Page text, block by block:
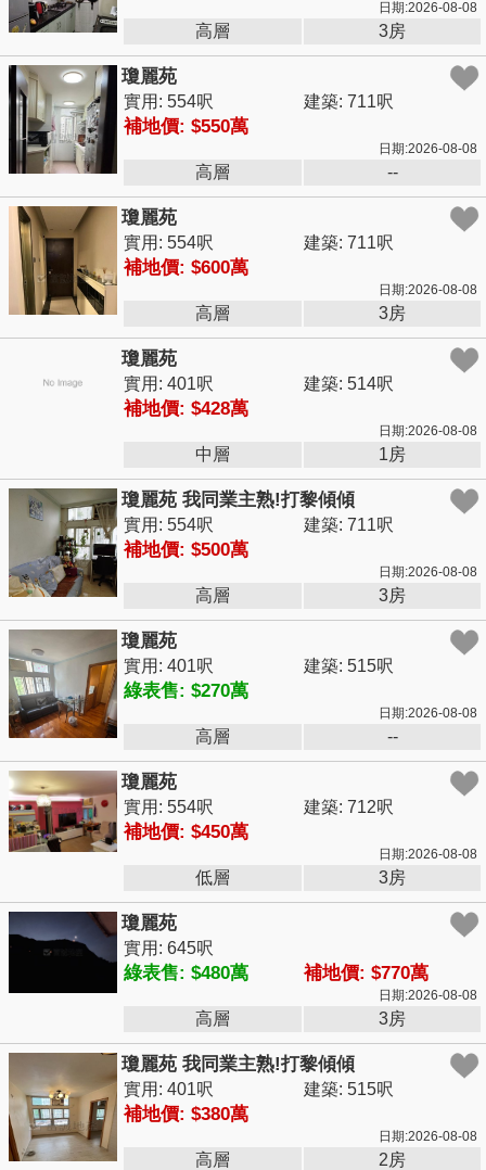
日期:2026-08-08
高層 3房
瓊麗苑
實用: 554呎 建築: 711呎
補地價: $550萬
日期:2026-08-08
高層 --
瓊麗苑
實用: 554呎 建築: 711呎
補地價: $600萬
日期:2026-08-08
高層 3房
瓊麗苑
實用: 401呎 建築: 514呎
補地價: $428萬
日期:2026-08-08
中層 1房
瓊麗苑 我同業主熟!打黎傾傾
實用: 554呎 建築: 711呎
補地價: $500萬
日期:2026-08-08
高層 3房
瓊麗苑
實用: 401呎 建築: 515呎
綠表售: $270萬
日期:2026-08-08
高層 --
瓊麗苑
實用: 554呎 建築: 712呎
補地價: $450萬
日期:2026-08-08
低層 3房
瓊麗苑
實用: 645呎
綠表售: $480萬 補地價: $770萬
日期:2026-08-08
高層 3房
瓊麗苑 我同業主熟!打黎傾傾
實用: 401呎 建築: 515呎
補地價: $380萬
日期:2026-08-08
高層 2房